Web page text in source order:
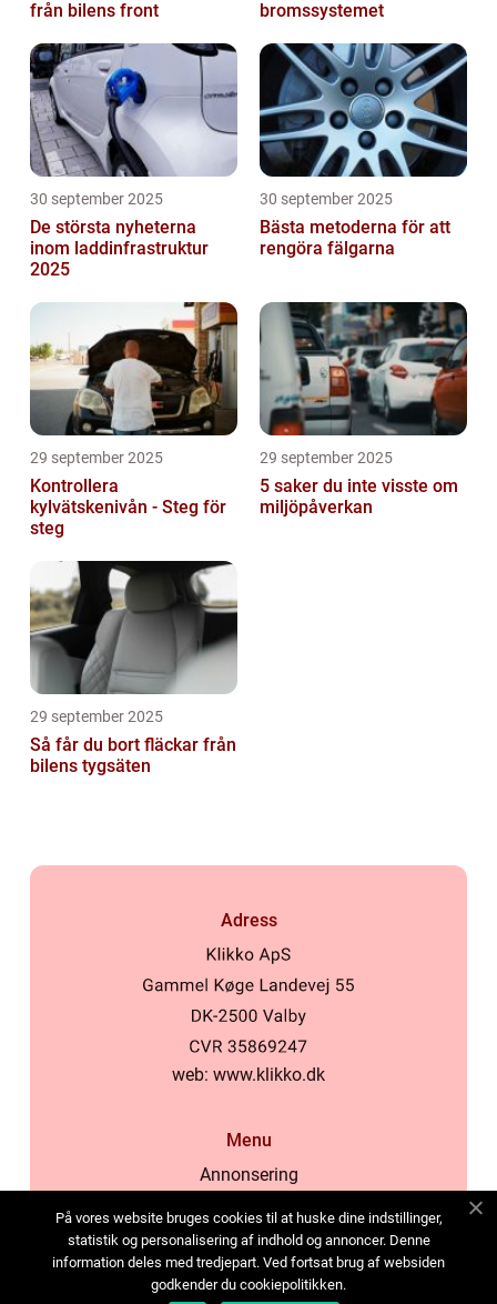
från bilens front
bromssystemet
30 september 2025
De största nyheterna
inom laddinfrastruktur
2025
30 september 2025
Bästa metoderna för att
rengöra fälgarna
29 september 2025
Kontrollera
kylvätskenivån - Steg för
steg
29 september 2025
5 saker du inte visste om
miljöpåverkan
29 september 2025
Så får du bort fläckar från
bilens tygsäten
Adress
web: www.klikko.dk
Menu
Annonsering
Cookies
Kontakta oss
Sitemap
På vores website bruges cookies til at huske dine indstillinger,
statistik og personalisering af indhold og annoncer. Denne
information deles med tredjepart. Ved fortsat brug af websiden
godkender du cookiepolitikken.